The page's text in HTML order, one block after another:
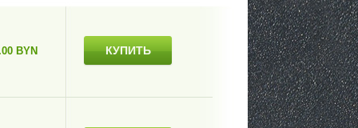
BYN КУПИТЬ